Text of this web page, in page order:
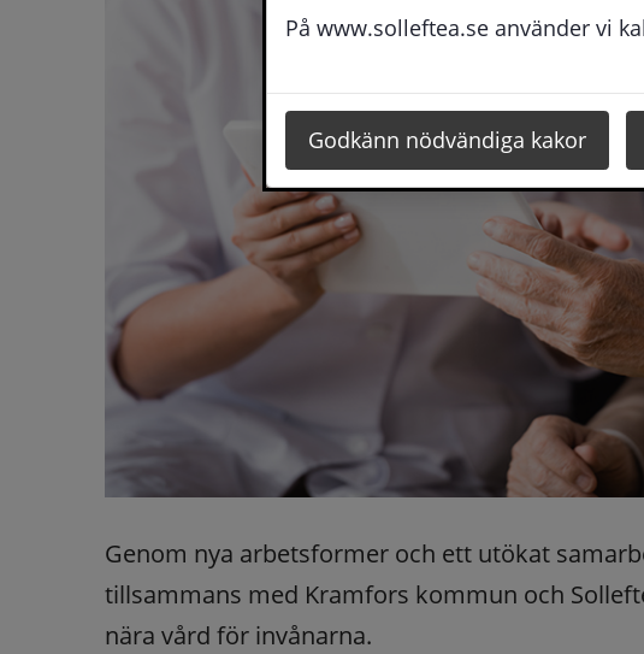
På www.solleftea.se använder vi
Godkänn nödvändiga kakor
Genom nya arbetsformer och ett utökat
tillsammans med Kramfors kommun och
nära vård för invånarna.